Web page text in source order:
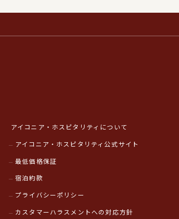
アイコニア・ホスピタリティについて
アイコニア・ホスピタリティ公式サイト
最低価格保証
宿泊約款
プライバシーポリシー
カスタマーハラスメントへの対応方針